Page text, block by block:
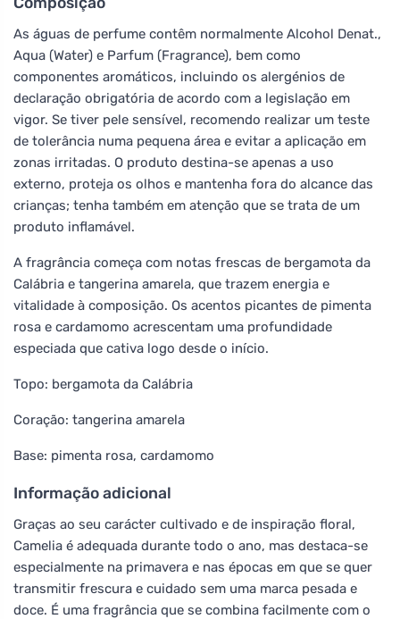
As águas de perfume contêm normalmente Alcohol Denat.,
Aqua (Water) e Parfum (Fragrance), bem como
componentes aromáticos, incluindo os alergénios de
declaração obrigatória de acordo com a legislação em
vigor. Se tiver pele sensível, recomendo realizar um teste
de tolerância numa pequena área e evitar a aplicação em
zonas irritadas. O produto destina-se apenas a uso
externo, proteja os olhos e mantenha fora do alcance das
crianças; tenha também em atenção que se trata de um
produto inflamável.
A fragrância começa com notas frescas de bergamota da
Calábria e tangerina amarela, que trazem energia e
vitalidade à composição. Os acentos picantes de pimenta
rosa e cardamomo acrescentam uma profundidade
especiada que cativa logo desde o início.
Topo: bergamota da Calábria
Coração: tangerina amarela
Base: pimenta rosa, cardamomo
Informação adicional
Graças ao seu carácter cultivado e de inspiração floral,
Camelia é adequada durante todo o ano, mas destaca-se
especialmente na primavera e nas épocas em que se quer
transmitir frescura e cuidado sem uma marca pesada e
doce. É uma fragrância que se combina facilmente com o